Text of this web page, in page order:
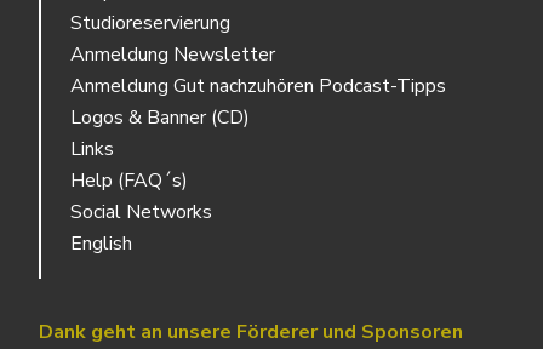
Studioreservierung
Anmeldung Newsletter
Anmeldung Gut nachzuhören Podcast-Tipps
Logos & Banner (CD)
Links
Help (FAQ´s)
Social Networks
English
Dank geht an unsere Förderer und Sponsoren